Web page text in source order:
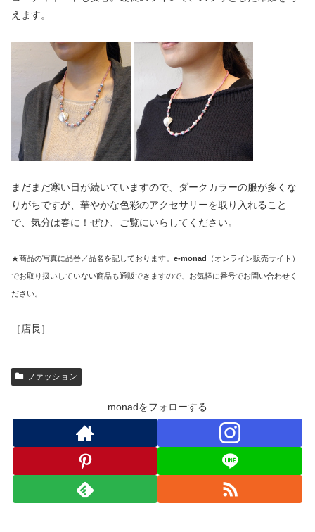
えます。
まだまだ寒い日が続いていますので、ダークカラーの服が多くな
りがちですが、華やかな色彩のアクセサリーを取り入れること
で、気分は春に！ぜひ、ご覧にいらしてください。
★商品の写真に品番／品名を記しております。 e-monad （オンライン販売サイト）
でお取り扱いしていない商品も通販できますので、お気軽に番号でお問い合わせく
ださい。
［店長］
ファッション
monadをフォローする